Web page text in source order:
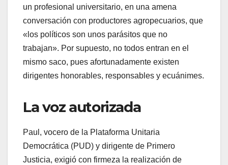
un profesional universitario, en una amena
conversación con productores agropecuarios, que
«los políticos son unos parásitos que no
trabajan». Por supuesto, no todos entran en el
mismo saco, pues afortunadamente existen
dirigentes honorables, responsables y ecuánimes.
​La voz autorizada
​Paul, vocero de la Plataforma Unitaria
Democrática (PUD) y dirigente de Primero
Justicia, exigió con firmeza la realización de